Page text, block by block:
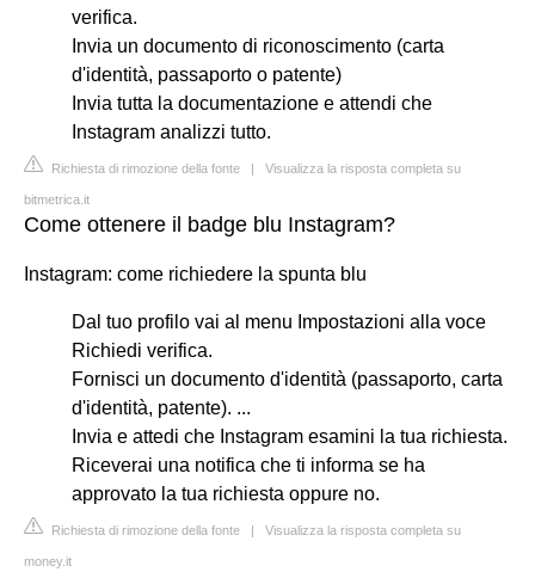
verifica.
Invia un documento di riconoscimento (carta
d'identità, passaporto o patente)
Invia tutta la documentazione e attendi che
Instagram analizzi tutto.
Richiesta di rimozione della fonte | Visualizza la risposta completa su
bitmetrica.it
Come ottenere il badge blu Instagram?
Instagram: come richiedere la spunta blu
Dal tuo profilo vai al menu Impostazioni alla voce
Richiedi verifica.
Fornisci un documento d'identità (passaporto, carta
d'identità, patente). ...
Invia e attedi che Instagram esamini la tua richiesta.
Riceverai una notifica che ti informa se ha
approvato la tua richiesta oppure no.
Richiesta di rimozione della fonte | Visualizza la risposta completa su
money.it